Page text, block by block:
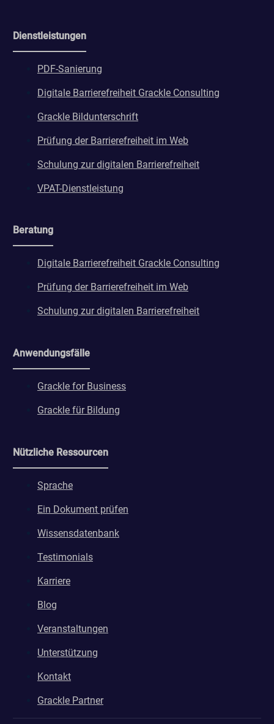
Dienstleistungen
PDF-Sanierung
Digitale Barrierefreiheit Grackle Consulting
Grackle Bildunterschrift
Prüfung der Barrierefreiheit im Web
Schulung zur digitalen Barrierefreiheit
VPAT-Dienstleistung
Beratung
Digitale Barrierefreiheit Grackle Consulting
Prüfung der Barrierefreiheit im Web
Schulung zur digitalen Barrierefreiheit
Anwendungsfälle
Grackle for Business
Grackle für Bildung
Nützliche Ressourcen
Sprache
Ein Dokument prüfen
Wissensdatenbank
Testimonials
Karriere
Blog
Veranstaltungen
Unterstützung
Kontakt
Grackle Partner